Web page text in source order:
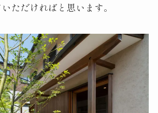
ただければと思います。